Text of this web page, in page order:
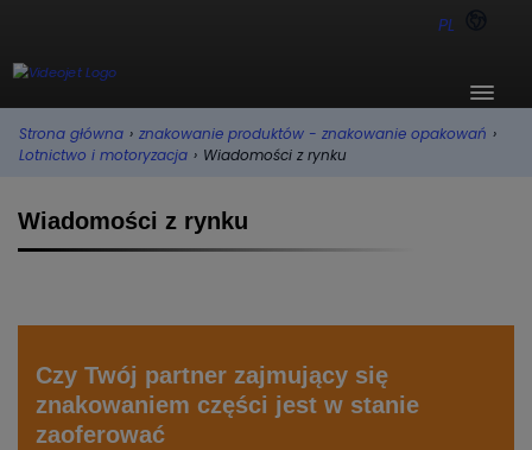
PL
Strona główna › znakowanie produktów - znakowanie opakowań ›
Lotnictwo i motoryzacja › Wiadomości z rynku
Wiadomości z rynku
Czy Twój partner zajmujący się
znakowaniem części jest w stanie
zaoferować